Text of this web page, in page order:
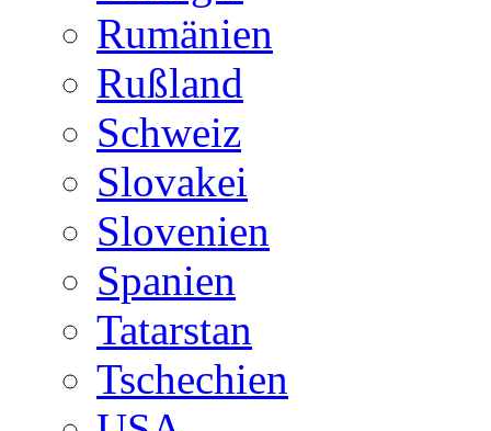
Rumänien
Rußland
Schweiz
Slovakei
Slovenien
Spanien
Tatarstan
Tschechien